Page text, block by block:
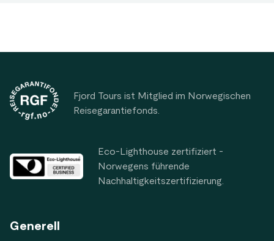
Fjord Tours ist Mitglied im Norwegischen
Reisegarantiefonds.
Eco-Lighthouse zertifiziert -
Norwegens führende
Nachhaltigkeitszertifizierung.
Generell